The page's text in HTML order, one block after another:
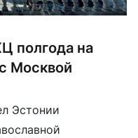
полгода на
Москвой
Эстонии